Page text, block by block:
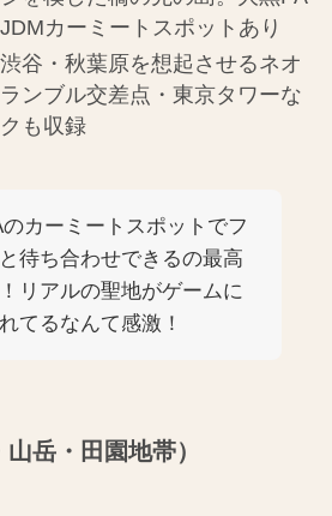
カーミートスポットあり
渋谷・秋葉原を想起させるネオ
ンブル交差点・東京タワーな
も収録
のカーミートスポットでフ
待ち合わせできるの最高
リアルの聖地がゲームに
てるなんて感激！
岳・田園地帯）